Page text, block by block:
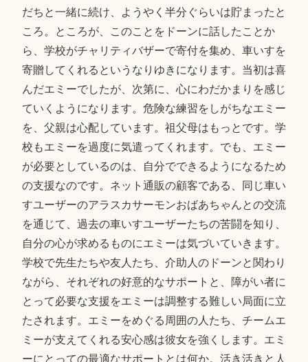
だちと一緒に続け、ようやく半分ぐらいは貯まったと
ころ。ところが、このことをドーンに話したことか
ら、学校がチャリティバザーで寄付を集め、車いすを
寄贈してくれるというなりゆきになります。当初は喜
んだエミーでしたが、次第に、心にわだかまりを感じ
ていくようになります。危険な練習をしがちなエミー
を、父親は心配しています。祖父母はもっとです。学
校もエミーを過度に気遣ってくれます。でも、エミー
が必要としているのは、自分でできるようになるため
の支援なのです。ネット通販の顧客である、同じ車い
すユーザーのアラスカサーモンおばあちゃんとの交流
を通じて、過去の車いすユーザーたちの苦闘を知り、
自分の心が求めるものにエミーは気づいていきます。
学校で先生たちや友人たち、介助人のドーンと関わり
ながら、それぞれの好意的なサポートと、障がい者に
とって必要な支援をエミーは調整する難しい局面に立
たされます。エミーをめぐる周囲の人たち、チームエ
ミーが支えてくれる安心感は彼女を強くします。エミ
ーにとっての最適なサポートとは何か。活き活きと人